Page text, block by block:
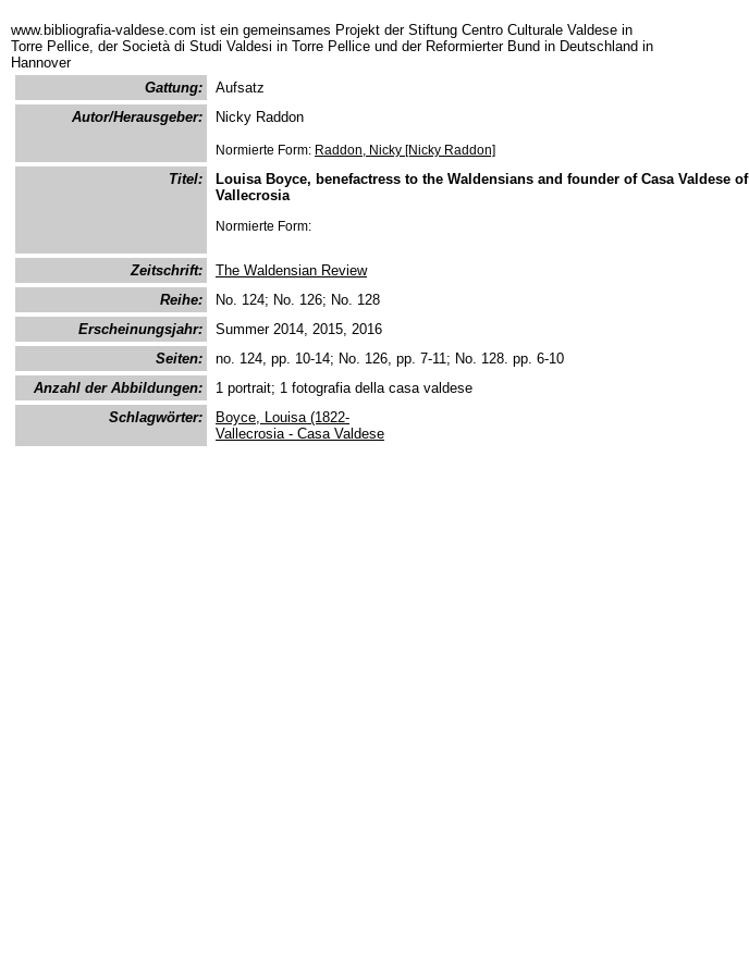
www.bibliografia-valdese.com ist ein gemeinsames Projekt der Stiftung Centro Culturale Valdese in
Torre Pellice, der Società di Studi Valdesi in Torre Pellice und der Reformierter Bund in Deutschland in
Hannover
Gattung:
Aufsatz
Autor/Herausgeber:
Nicky Raddon
Normierte Form: Raddon, Nicky [Nicky Raddon]
Titel:
Louisa Boyce, benefactress to the Waldensians and founder of Casa Valdese of
Vallecrosia
Normierte Form:
Zeitschrift:
The Waldensian Review
Reihe:
No. 124; No. 126; No. 128
Erscheinungsjahr:
Summer 2014, 2015, 2016
Seiten:
no. 124, pp. 10-14; No. 126, pp. 7-11; No. 128. pp. 6-10
Anzahl der Abbildungen:
1 portrait; 1 fotografia della casa valdese
Schlagwörter:
Boyce, Louisa (1822-
Vallecrosia - Casa Valdese